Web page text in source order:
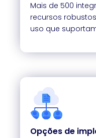
Mais de 500
recursos
uso que
Opções de